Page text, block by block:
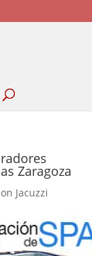
Zaragoza
Jacuzzi